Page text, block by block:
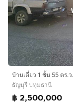
ธัญบุรี ปทุมธานี
฿ 2,500,000